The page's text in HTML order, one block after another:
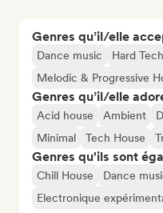
Genres qu’il/elle
Dance music Hard
Melodic & Progressive
Genres qu’il/elle
Acid house Ambient
Minimal
Tech House
Genres qu'ils sont
Chill House Dance
Electronique